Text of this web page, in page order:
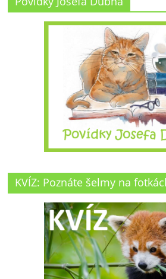
KVÍZ: Poznáte šelmy na